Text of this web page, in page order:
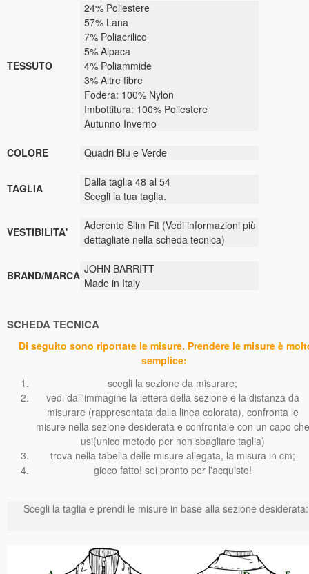
TESSUTO
24% Poliestere
57% Lana
7% Poliacrilico
5% Alpaca
4% Poliammide
3% Altre fibre
Fodera: 100% Nylon
Imbottitura: 100% Poliestere
Autunno Inverno
COLORE Quadri Blu e Verde
TAGLIA
Dalla taglia 48 al 54
Scegli la tua taglia.
VESTIBILITA'
Aderente Slim Fit (Vedi informazioni più
dettagliate nella scheda tecnica)
BRAND/MARCA JOHN BARRITT
Made in Italy
SCHEDA TECNICA
Di seguito sono riportate le misure. Prendere le misure è
semplice:
scegli la sezione da misurare;
vedi dall'immagine la lettera della sezione e la distanza da
misurare (rappresentata dalla linea colorata), confronta le
misure nella sezione desiderata e confrontale con un capo che
usi(unico metodo per non sbagliare taglia)
trova nella tabella delle misure allegata, la misura in cm;
gioco fatto! sei pronto per l'acquisto!
Scegli la taglia e prendi le misure in base alla sezione desiderata: